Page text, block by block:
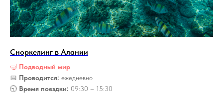
Сноркелинг в Алании
🤿 Подводный мир
📅 Проводится: ежедневно
🕤 Время поездки: 09:30 – 15:30